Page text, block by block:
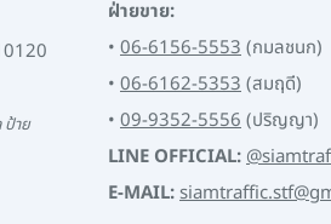
ป้าย
ฝ่ายขาย:
• 06-6156-5553(กมลชนก)
• 06-6162-5353(สมฤดี)
• 09-9352-5556(ปริญญา)
LINE OFFICIAL:
E-MAIL: